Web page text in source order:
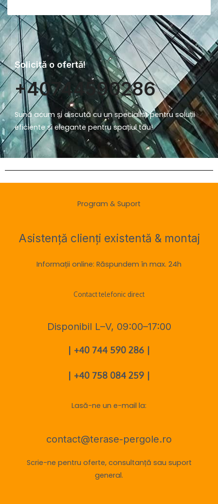
Solicită o ofertă!
+40744590286
Sună acum și discută cu un specialist pentru soluții
eficiente și elegante pentru spațiul tău!
Program & Suport
Asistență clienți existentă & montaj
Informații online: Răspundem în max. 24h
Contact telefonic direct
Disponibil L–V, 09:00–17:00
| +40 744 590 286 |
| +40 758 084 259 |
Lasă-ne un e-mail la:
contact@terase-pergole.ro
Scrie-ne pentru oferte, consultanță sau suport
general.